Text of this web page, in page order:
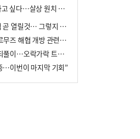
트럼프 “이란과 합의하고 싶다…살상 원치 않아”
트럼프 "호르무즈 해협 곧 열릴것… 그렇지 않으면 이란에 강력 공격"
美 "조만간 이란과 호르무즈 해협 개방 관련된 합의 이뤄질 것"
이란 공습 경고·취소 되풀이…오락가락 트럼프 비꼰 ‘타코’
…이번이 마지막 기회”